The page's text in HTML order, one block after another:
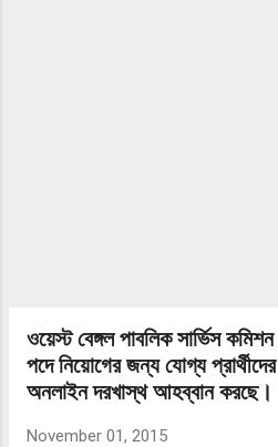
ওয়েস্ট বেঙ্গল পাবলিক সার্ভিস
পদে নিয়োগের জন্য যোগ্য
অনলাইন দরখাস্থ আহব্বান করছে।
November 01, 2015